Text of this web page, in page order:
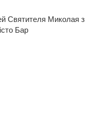
Святителя Миколая з
Бар